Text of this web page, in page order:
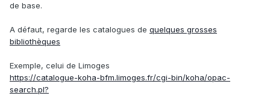
de base.
A défaut, regarde les catalogues de quelques grosses
bibliothèques
Exemple, celui de Limoges
https://catalogue-koha-bfm.limoges.fr/cgi-bin/koha/opac-
search.pl?